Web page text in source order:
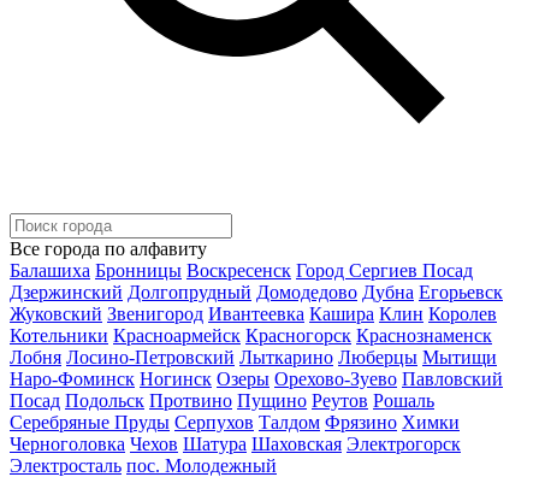
Все города по алфавиту
Балашиха Бронницы Воскресенск Город Сергиев Посад
Дзержинский Долгопрудный Домодедово Дубна Егорьевск
Жуковский Звенигород Ивантеевка Кашира Клин Королев
Котельники Красноармейск Красногорск Краснознаменск
Лобня Лосино-Петровский Лыткарино Люберцы Мытищи
Наро-Фоминск Ногинск Озеры Орехово-Зуево Павловский
Посад Подольск Протвино Пущино Реутов Рошаль
Серебряные Пруды Серпухов Талдом Фрязино Химки
Черноголовка Чехов Шатура Шаховская Электрогорск
Электросталь пос. Молодежный